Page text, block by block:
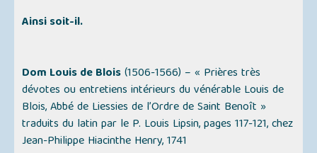
Ainsi soit-il.
Dom Louis de Blois(1506-1566) –« Prières très
dévotes ou entretiens intérieurs du vénérable Louis de
Blois, Abbé de Liessies de l’Ordre de Saint Benoît »
traduits du latin par le P. Louis Lipsin, pages 117-121, chez
Jean-Philippe Hiacinthe Henry, 1741